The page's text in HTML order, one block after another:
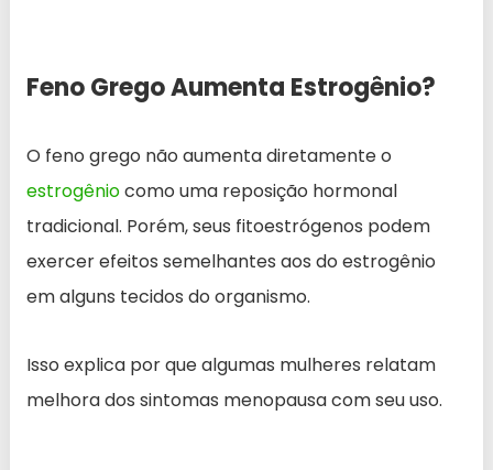
Feno Grego Aumenta Estrogênio?
O feno grego não aumenta diretamente o
estrogêniocomo uma reposição hormonal
tradicional. Porém, seus fitoestrógenos podem
exercer efeitos semelhantes aos do estrogênio
em alguns tecidos do organismo.
Isso explica por que algumas mulheres relatam
melhora dos sintomas menopausa com seu uso.